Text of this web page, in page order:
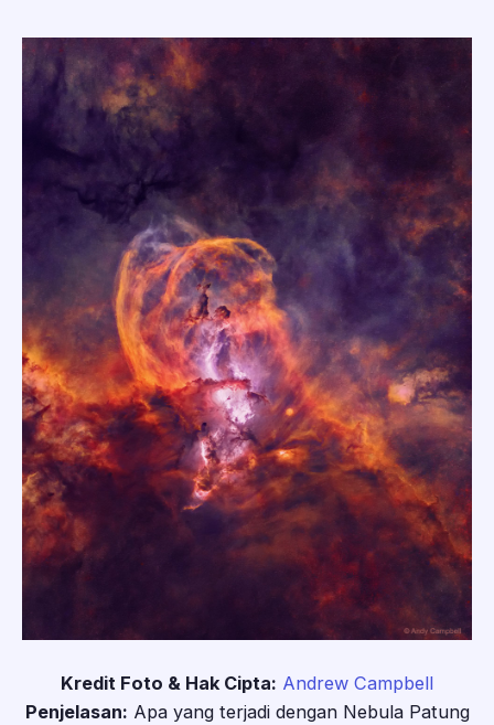
Kredit Foto & Hak Cipta: Andrew Campbell
Penjelasan: Apa yang terjadi dengan Nebula Patung